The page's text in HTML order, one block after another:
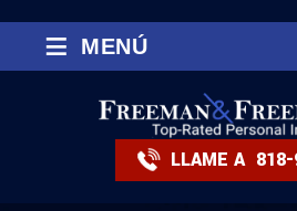
LLAME A
≡ MENÚ